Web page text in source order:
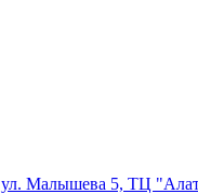
ул. Малышева 5, ТЦ